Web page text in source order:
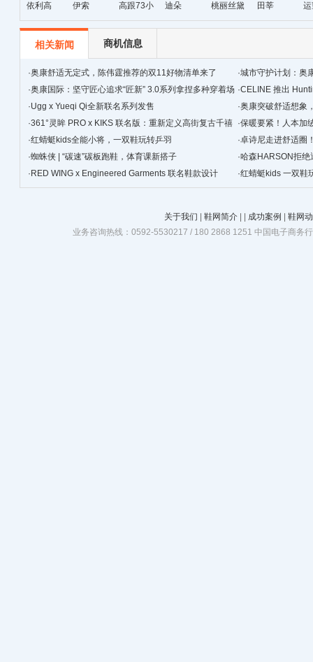
依利高
伊索
高跟73小
时
迪朵 桃丽丝黛 田莘
相关新闻 商机信息
·奥康舒适无定式，陈伟霆推荐的双11好物清单来了 ·城市守护计划：奥
·奥康国际：坚守匠心追求“匠新” 3.0系列拿捏多种穿着场
景
·CELINE 推出
·Ugg x Yueqi Qi全新联名系列发售 ·奥康突破舒适想象
·361°灵眸 PRO x KIKS 联名版：重新定义高街复古千禧
跑鞋
·保暖要紧！人本加
·红蜻蜓kids全能小将，一双鞋玩转乒羽 ·卓诗尼走进舒适圈
·蜘蛛侠 | “碳速”碳板跑鞋，体育课新搭子 ·哈森HARSON拒绝
· RED WING x Engineered Garments 联名鞋款设计 ·红蜻蜓kids 一双鞋
关于我们 鞋网简介 成功案例
鞋网
业务咨询热线：0592-5530217 / 180 2868 1251 中国电子商务